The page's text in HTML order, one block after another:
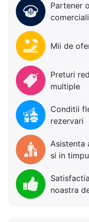
Partener
Mii de
Preturi
multiple
Conditii
rezervari
Asistenta
si in
noastra